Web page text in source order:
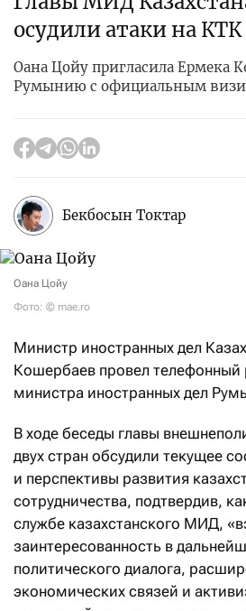
осудили атаки на КТК
Оана Цойу пригласила Ермека
Румынию с официальным
Бекбосын Токтар
Оана Цойу
Фото: © mae.ro
Министр иностранных дел
Кошербаев провел телефонный
министра иностранных дел
В ходе беседы главы
двух стран обсудили текущее
и перспективы развития
сотрудничества, подтвердив,
службе казахстанского МИД,
заинтересованность в
политического диалога,
экономических связей и